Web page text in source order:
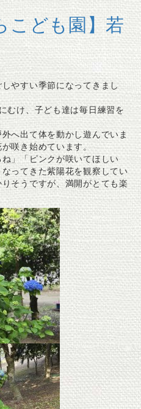
こども園】若
やすい季節になってきまし
むけ、子ども達は毎日練習を
へ出て体を動かし遊んでいま
咲き始めています。
」「ピンクが咲いてほしい
ってきた紫陽花を観察してい
そうですが、満開がとても楽